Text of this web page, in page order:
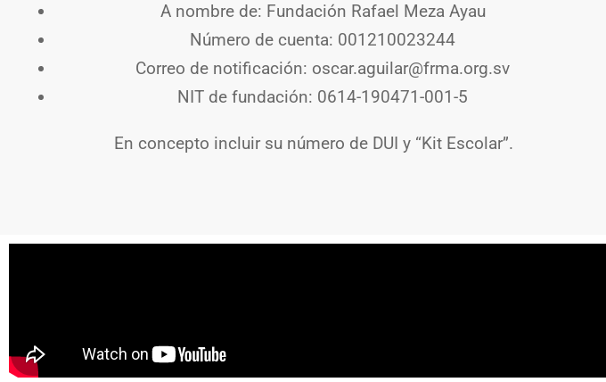
A nombre de: Fundación Rafael Meza Ayau
Número de cuenta: 001210023244
Correo de notificación: oscar.aguilar@frma.org.sv
NIT de fundación: 0614-190471-001-5
En concepto incluir su número de DUI y “Kit Escolar”.